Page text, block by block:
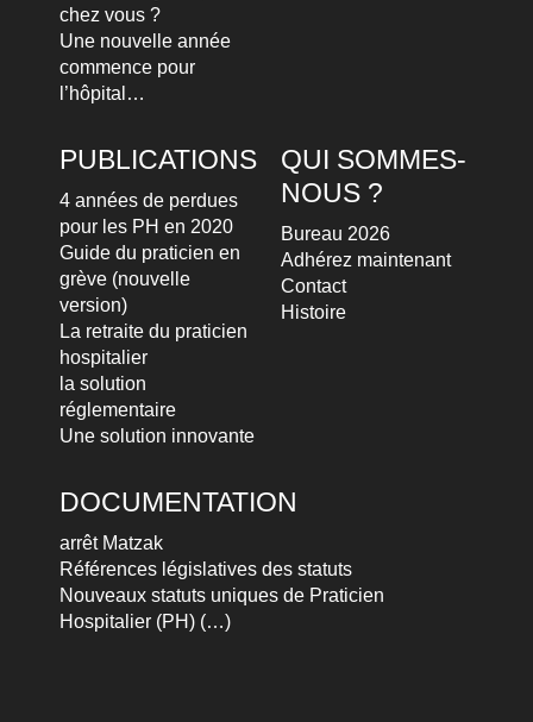
chez vous ?
Une nouvelle année
commence pour
l’hôpital…
PUBLICATIONS
4 années de perdues
pour les PH en 2020
Guide du praticien en
grève (nouvelle
version)
La retraite du praticien
hospitalier
la solution
réglementaire
Une solution innovante
QUI SOMMES-
NOUS ?
Bureau 2026
Adhérez maintenant
Contact
Histoire
DOCUMENTATION
arrêt Matzak
Références législatives des statuts
Nouveaux statuts uniques de Praticien
Hospitalier (PH) (…)